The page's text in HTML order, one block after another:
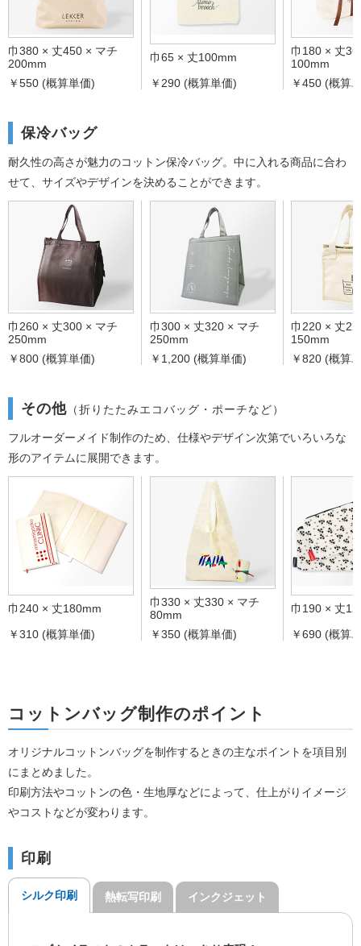
巾380 × 丈450 × マチ
200mm
￥550 (概算単価)
巾65 × 丈100mm
￥290 (概算単価)
巾180 × 丈
100mm
￥450 (概算
保冷バッグ
耐久性の高さが魅力のコットン保冷バッグ。 中に入れる商品に合わ
せて、サイズやデザインを決めることができます。
巾260 × 丈300 × マチ
250mm
￥800 (概算単価)
巾300 × 丈320 × マチ
250mm
￥1,200 (概算単価)
巾220 × 丈
150mm
￥820 (概算
その他 （折りたたみエコバッグ・ポーチなど）
フルオーダーメイド制作のため、仕様やデザイン次第でいろいろな
形のアイテムに展開できます。
巾240 × 丈180mm
￥310 (概算単価)
巾330 × 丈330 × マチ
80mm
￥350 (概算単価)
巾190 × 丈
￥690 (概算
コットンバッグ制作のポイント
オリジナルコットンバッグを制作するときの主なポイントを項目別
にまとめました。
印刷方法やコットンの色・生地厚などによって、仕上がりイメージ
やコストなどが変わります。
印刷
シルク印刷 熱転写印刷 インクジェット